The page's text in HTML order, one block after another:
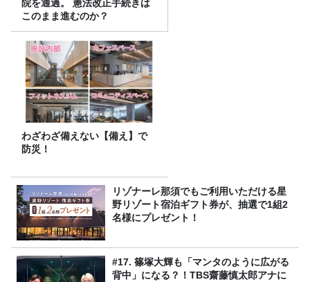
院を通過。 憲法改正手続きは
このまま進むのか？
わざわざ備えない【備え】で
防災！
リゾナーレ那須でもご利用いただける星
野リゾート宿泊ギフト券が、抽選で1組2
名様にプレゼント！
#17. 篠塚大輝も「マンタのように広がる
背中」になる？！TBS齋藤慎太郎アナに